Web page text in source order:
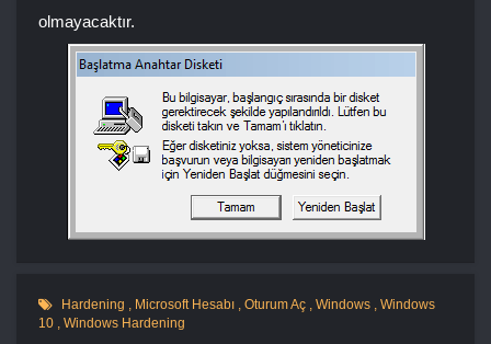
olmayacaktır.
Hardening , Microsoft Hesabı , Oturum Aç , Windows , Windows
10 , Windows Hardening